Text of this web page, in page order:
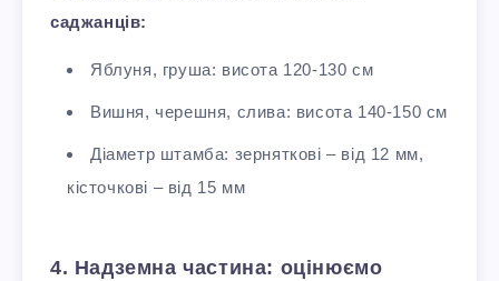
саджанців:
Яблуня, груша: висота 120-130 см
Вишня, черешня, слива: висота 140-150 см
Діаметр штамба: зерняткові – від 12 мм,
кісточкові – від 15 мм
4. Надземна частина: оцінюємо